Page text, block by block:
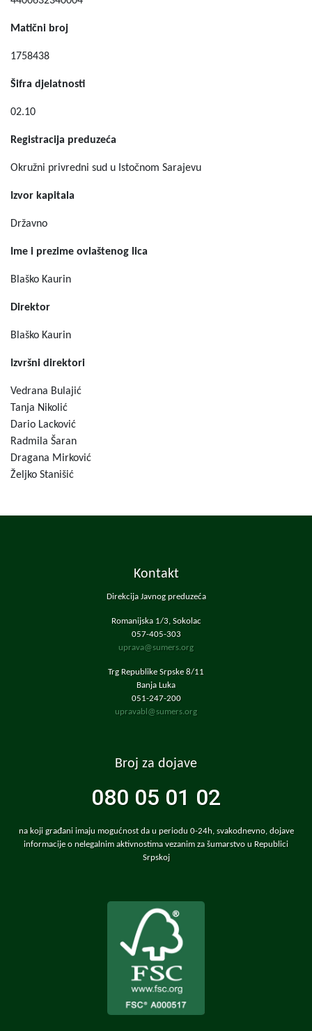
Matični broj
1758438
Šifra djelatnosti
02.10
Registracija preduzeća
Okružni privredni sud u Istočnom Sarajevu
Izvor kapitala
Državno
Ime i prezime ovlaštenog lica
Blaško Kaurin
Direktor
Blaško Kaurin
Izvršni direktori
Vedrana Bulajić
Tanja Nikolić
Dario Lacković
Radmila Šaran
Dragana Mirković
Željko Stanišić
Kontakt
Direkcija Javnog preduzeća
Romanijska 1/3, Sokolac
057-405-303
uprava@sumers.org
Trg Republike Srpske 8/11
Banja Luka
051-247-200
upravabl@sumers.org
Broj za dojave
080 05 01 02
na koji građani imaju mogućnost da u periodu 0-24h, svakodnevno, dojave
informacije o nelegalnim aktivnostima vezanim za šumarstvo u Republici
Srpskoj